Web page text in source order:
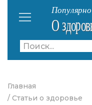
Главная
/ Статьи о здоровье